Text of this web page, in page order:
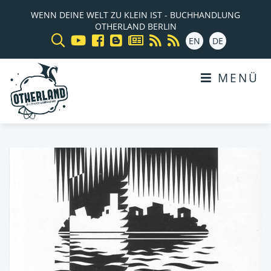
WENN DEINE WELT ZU KLEIN IST - BUCHHANDLUNG
OTHERLAND BERLIN
EN
DE
MENÜ